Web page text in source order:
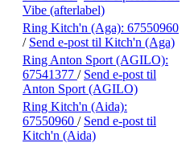
Vibe (afterlabel)
Ring Kitch'n (Aga): 67550960
/ Send e-post til Kitch'n (Aga)
Ring Anton Sport (AGILO):
67541377 / Send e-post til
Anton Sport (AGILO)
Ring Kitch'n (Aida):
67550960 / Send e-post til
Kitch'n (Aida)